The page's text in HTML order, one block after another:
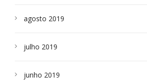
agosto 2019
julho 2019
junho 2019